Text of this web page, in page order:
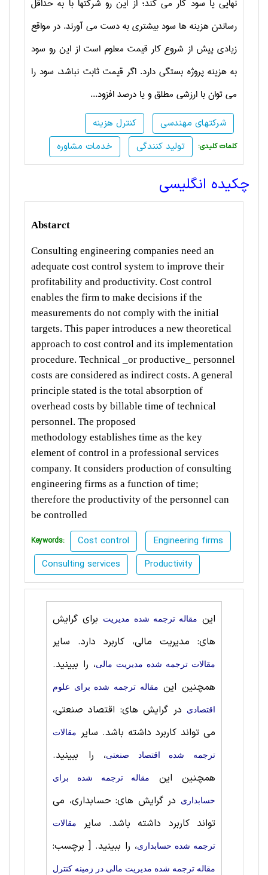
نهایی یا سود کار می کند؛ از این رو شرکتها با به حداقل
رساندن هزینه ها سود بیشتری به دست می آورند. در مواقع
زیادی پیش از شروع کار قیمت معلوم است از این رو سود
به هزینه پروژه بستگی دارد. اگر قیمت ثابت نباشد، سود را
می توان با ارزشی مطلق و یا درصد افزود...
کنترل هزینه
شرکتهای مهندسی
خدمات مشاوره
تولید کنندگی :کلمات کلیدی
چکیده انگلیسی
Abstarct
Consulting engineering companies need an
adequate cost control system to improve their
profitability and productivity. Cost control
enables the firm to make decisions if the
measurements do not comply with the initial
targets. This paper introduces a new theoretical
approach to cost control and its implementation
procedure. Technical _or productive_ personnel
costs are considered as indirect costs. A general
principle stated is the total absorption of
overhead costs by billable time of technical
personnel. The proposed
methodology establishes time as the key
element of control in a professional services
company. It considers production of consulting
engineering firms as a function of time;
therefore the productivity of the personnel can
be controlled
Keywords: Cost control
Engineering firms
Consulting services
Productivity
این مقاله ترجمه شده مديريت
برای گرایش
های: مدیریت مالی، کاربرد دارد. سایر
مقالات ترجمه شده مدیریت مالی، را ببینید.
همچنین این مقاله ترجمه شده برای علوم
اقتصادی
در گرایش های: اقتصاد صنعتی،
می تواند کاربرد داشته باشد. سایر مقالات
ترجمه شده اقتصاد صنعتی، را ببینید.
همچنین این
مقاله ترجمه شده برای
حسابداری
در گرایش های: حسابداری، می
تواند کاربرد داشته باشد. سایر
مقالات
ترجمه شده حسابداری، را ببینید. [ برچسب:
مقاله ترجمه شده مدیریت مالی در زمینه کنترل